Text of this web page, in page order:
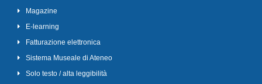
Magazine
E-learning
Fatturazione elettronica
Sistema Museale di Ateneo
Solo testo / alta leggibilità